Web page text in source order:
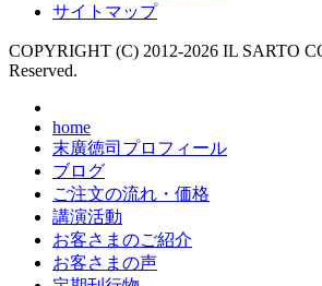
サイトマップ
COPYRIGHT (C) 2012-2026 IL SARTO
Reserved.
home
末廣徳司プロフィール
ブログ
ご注文の流れ・価格
講演活動
お客さまのご紹介
お客さまの声